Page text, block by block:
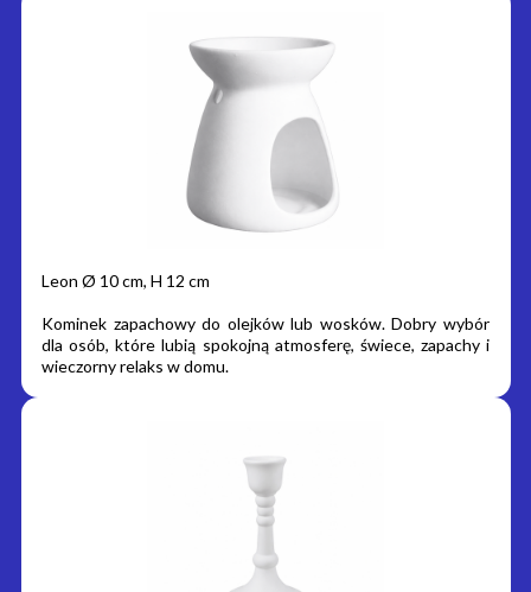
Leon Ø 10 cm, H 12 cm
Kominek zapachowy do olejków lub wosków. Dobry wybór
dla osób, które lubią spokojną atmosferę, świece, zapachy i
wieczorny relaks w domu.